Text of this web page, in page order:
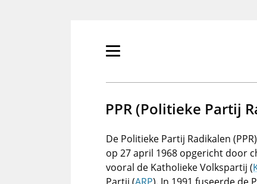
Primair
tonen/verbergen
PPR (Politieke Partij
De Politieke Partij Radikalen
op 27 april 1968 opgericht door
vooral de Katholieke Volkspartij (